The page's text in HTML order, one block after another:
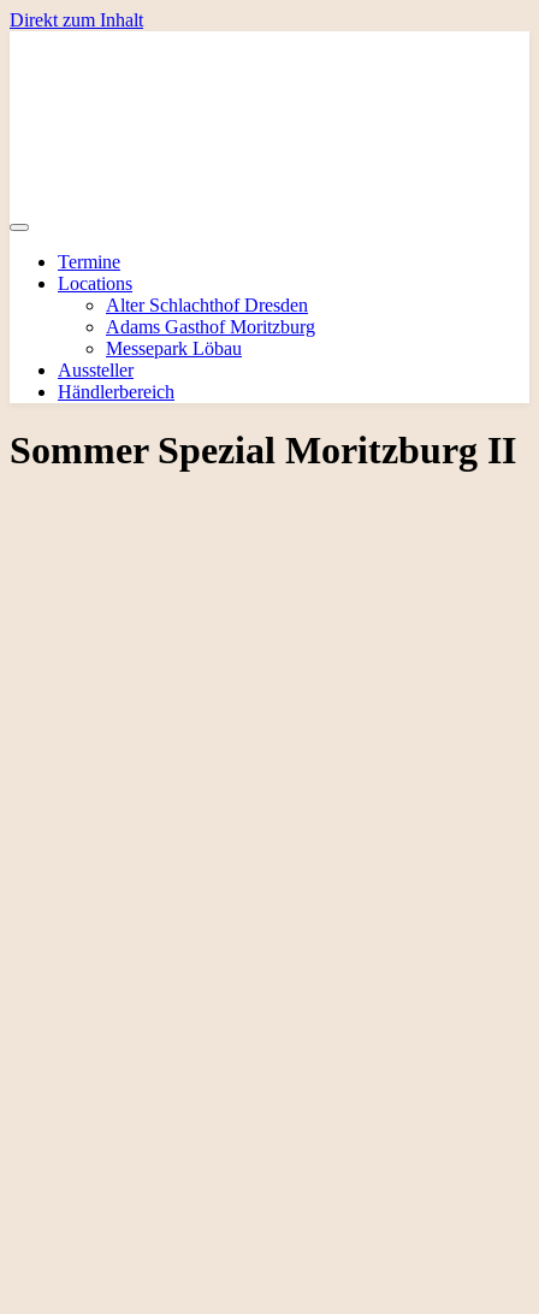
Direkt zum Inhalt
Termine
Locations
Alter Schlachthof Dresden
Adams Gasthof Moritzburg
Messepark Löbau
Aussteller
Händlerbereich
Sommer Spezial Moritzburg II